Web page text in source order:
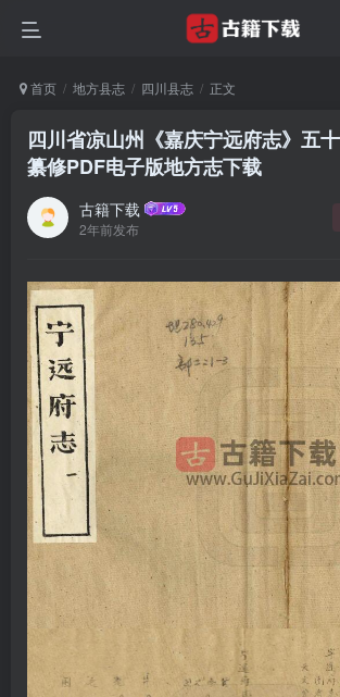
首页 地方县志 四川县志 正文
四川省凉山州《嘉庆宁远府志》五
纂修PDF电子版地方志下载
古籍下载
2年前发布